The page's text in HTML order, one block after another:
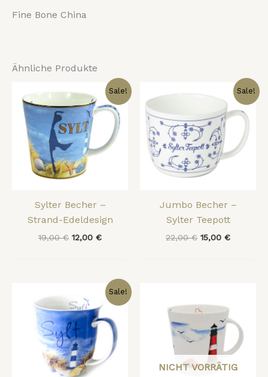
Fine Bone China
Ähnliche Produkte
Sale!
Sylter Becher –
Strand-Edeldesign
19,00€
Ursprünglicher
Preis
war:
19,00 €
12,00 €
Aktueller
Preis
ist:
12,00 €.
Sale!
Jumbo Becher –
Sylter Teepott
22,00€
Ursprünglicher
22,00 €
15,00 €
Aktueller
Preis
ist:
15,00 €.
Sale!
Ursprünglicher
Preis
war:
15,00 €
Aktueller
Preis
ist:
12,00 €.
NICHT VORRÄTIG